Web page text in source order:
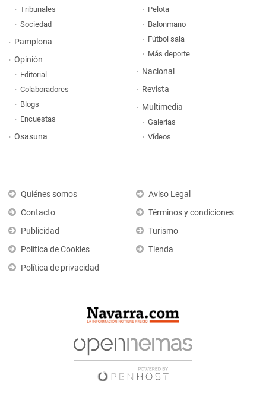
Tribunales
Sociedad
Pamplona
Opinión
Editorial
Colaboradores
Blogs
Encuestas
Osasuna
Pelota
Balonmano
Fútbol sala
Más deporte
Nacional
Revista
Multimedia
Galerías
Vídeos
Quiénes somos
Contacto
Publicidad
Política de Cookies
Política de privacidad
Aviso Legal
Términos y condiciones
Turismo
Tienda